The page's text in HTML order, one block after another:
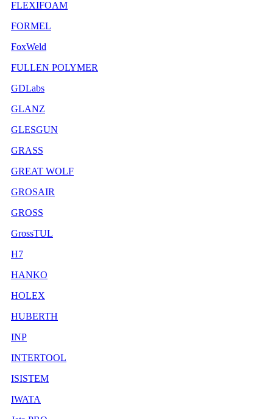
FLEXIFOAM
FORMEL
FoxWeld
FULLEN POLYMER
GDLabs
GLANZ
GLESGUN
GRASS
GREAT WOLF
GROSAIR
GROSS
GrossTUL
H7
HANKO
HOLEX
HUBERTH
INP
INTERTOOL
ISISTEM
IWATA